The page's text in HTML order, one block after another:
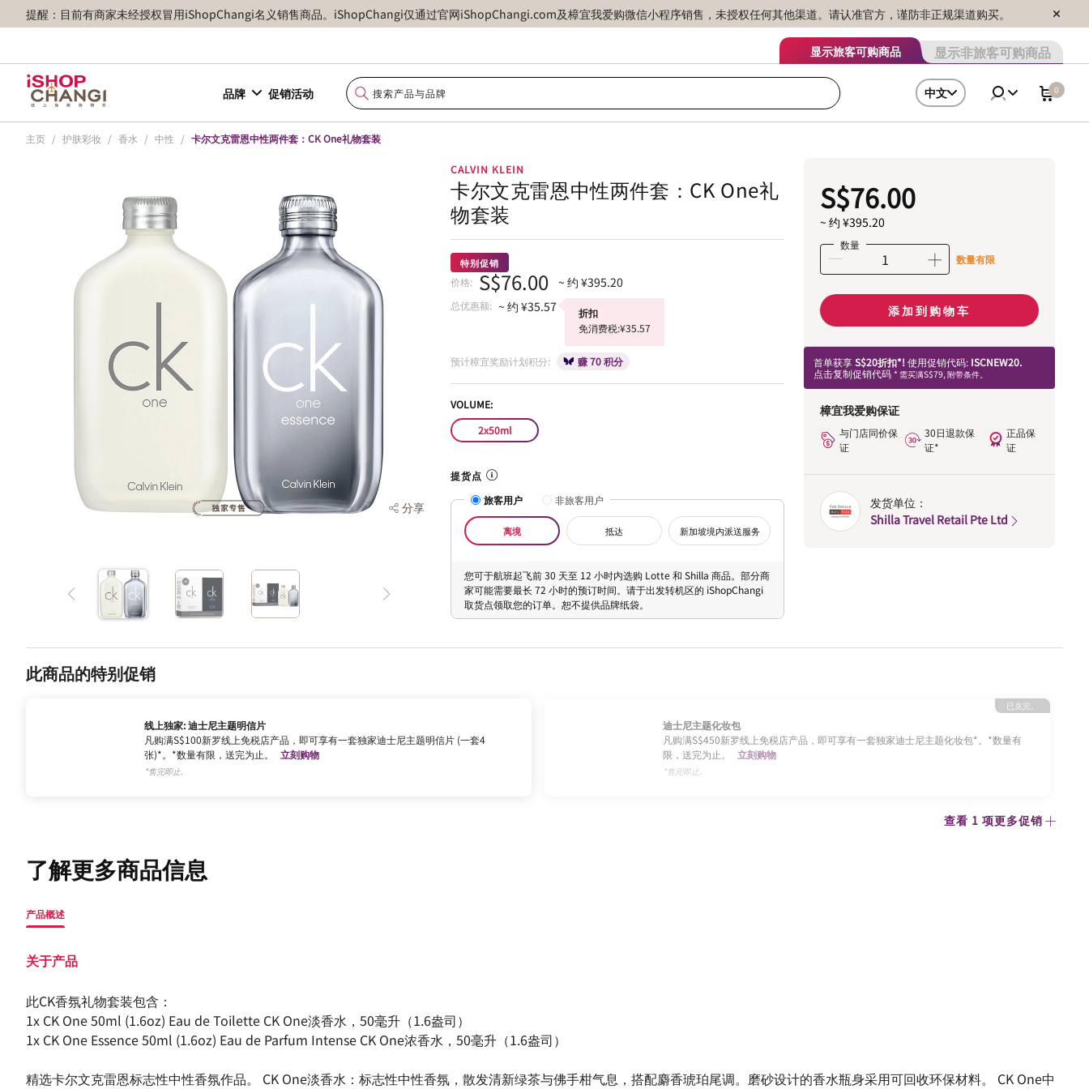
提醒：目前有商家未经授权冒用iShopChangi名义销售商品。iShopChangi仅通过官网iShopChangi.com及樟宜我爱购微信小程序销售，未授权任何其他渠道。请认准官方，谨防非正规渠道购买。
显示旅客可购商品 显示非旅客可购商品
品牌 促销活动 中文 0
主页 / 护肤彩妆 / 香水 / 中性 / 卡尔文克雷恩中性两件套：CK One礼物套装
分享
CALVIN KLEIN
卡尔文克雷恩中性两件套：CK One礼
物套装
特别促销
价格: S$76.00 ~ 约 ¥395.20
总优惠额: ~ 约 ¥35.57
折扣
免消费税:¥35.57
预计樟宜奖励计划积分: 赚 70 积分
VOLUME:
2x50ml
提货点
旅客用户
非旅客用户
离境 抵达 新加坡境内派送服务
您可于航班起飞前 30 天至 12 小时内选购 Lotte 和 Shilla 商品。部分商
家可能需要最长 72 小时的预订时间。请于出发转机区的 iShopChangi
取货点领取您的订单。恕不提供品牌纸袋。
S$76.00
~ 约 ¥395.20
数量
数量有限
添加到购物车
首单获享S$20折扣*! 使用促销代码: ISCNEW20.
点击复制促销代码 * 需买满S$79, 附带条件。
樟宜我爱购保证
与门店同价保
证
30日退款保
证*
正品保
证
发货单位：
Shilla Travel Retail Pte Ltd
此商品的特别促销
线上独家: 迪士尼主题明信片
凡购满S$100新罗线上免税店产品，即可享有一套独家迪士尼主题明信片 (一套4
张)*。*数量有限，送完为止。
立刻购物
*售完即止.
已兑完。
迪士尼主题化妆包
凡购满S$450新罗线上免税店产品，即可享有一套独家迪士尼主题化妆包*。*数量有
限，送完为止。
立刻购物
*售完即止.
查看 1 项更多促销
了解更多商品信息
产品概述
关于产品
此CK香氛礼物套装包含：
1x CK One 50ml (1.6oz) Eau de Toilette CK One淡香水，50毫升（1.6盎司）
1x CK One Essence 50ml (1.6oz) Eau de Parfum Intense CK One浓香水，50毫升（1.6盎司）
精选卡尔文克雷恩标志性中性香氛作品。 CK One淡香水：标志性中性香氛，散发清新绿茶与佛手柑气息，搭配麝香琥珀尾调。磨砂设计的香水瓶身采用可回收环保材料。 CK One中